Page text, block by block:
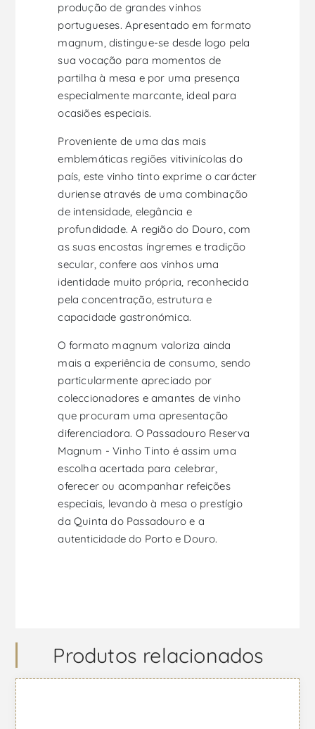
produção de grandes vinhos
portugueses. Apresentado em formato
magnum, distingue-se desde logo pela
sua vocação para momentos de
partilha à mesa e por uma presença
especialmente marcante, ideal para
ocasiões especiais.
Proveniente de uma das mais
emblemáticas regiões vitivinícolas do
país, este vinho tinto exprime o carácter
duriense através de uma combinação
de intensidade, elegância e
profundidade. A região do Douro, com
as suas encostas íngremes e tradição
secular, confere aos vinhos uma
identidade muito própria, reconhecida
pela concentração, estrutura e
capacidade gastronómica.
O formato magnum valoriza ainda
mais a experiência de consumo, sendo
particularmente apreciado por
coleccionadores e amantes de vinho
que procuram uma apresentação
diferenciadora. O Passadouro Reserva
Magnum - Vinho Tinto é assim uma
escolha acertada para celebrar,
oferecer ou acompanhar refeições
especiais, levando à mesa o prestígio
da Quinta do Passadouro e a
autenticidade do Porto e Douro.
Produtos relacionados